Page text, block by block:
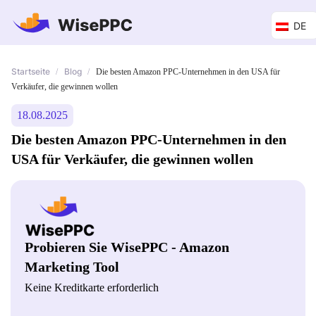
DE
Startseite / Blog /
Die besten Amazon PPC-Unternehmen in den USA für
Verkäufer, die gewinnen wollen
18.08.2025
Die besten Amazon PPC-Unternehmen in den
USA für Verkäufer, die gewinnen wollen
Probieren Sie WisePPC - Amazon
Marketing Tool
Keine Kreditkarte erforderlich